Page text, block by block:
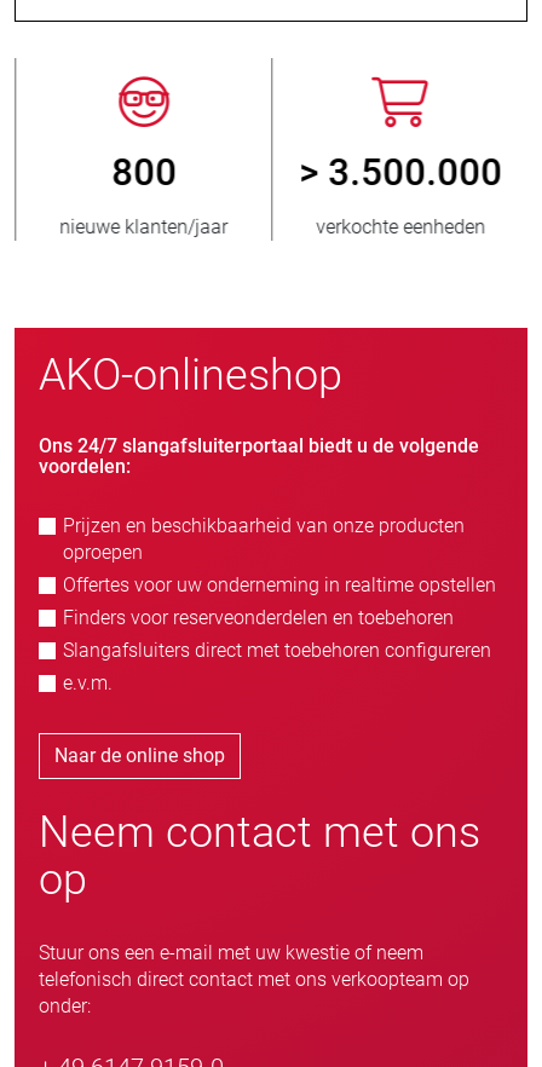
800
nieuwe klanten/jaar
> 3.500.000
verkochte eenheden
AKO-onlineshop
Ons 24/7 slangafsluiterportaal biedt u de volgende
voordelen:
Prijzen en beschikbaarheid van onze producten
oproepen
Offertes voor uw onderneming in realtime opstellen
Finders voor reserveonderdelen en toebehoren
Slangafsluiters direct met toebehoren configureren
e.v.m.
Naar de online shop
Neem contact met ons
op
Stuur ons een e-mail met uw kwestie of neem
telefonisch direct contact met ons verkoopteam op
onder: